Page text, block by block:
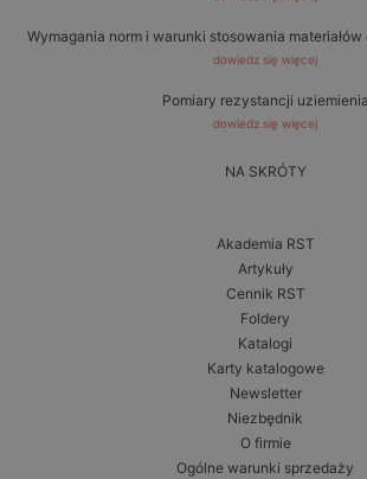
Wymagania norm i warunki stosowania
dowiedz się więcej
Pomiary rezystancji uziemienia
dowiedz się więcej
NA SKRÓTY
Akademia RST
Artykuły
Cennik RST
Foldery
Katalogi
Karty katalogowe
Newsletter
Niezbędnik
O firmie
Ogólne warunki sprzedaży